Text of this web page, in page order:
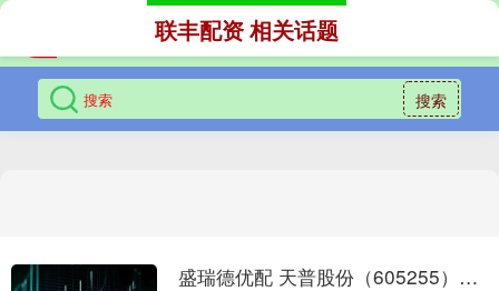
搜索
联丰配资 相关话题
盛瑞德优配 天普股份（605255）投资者索赔分析